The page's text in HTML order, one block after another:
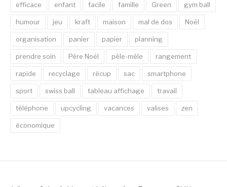
efficace enfant facile famille Green gym ball
humour jeu kraft maison mal de dos Noël
organisation panier papier planning
prendre soin Père Noël pêle-mêle rangement
rapide recyclage récup sac smartphone
sport swiss ball tableau affichage travail
téléphone upcycling vacances valises zen
économique